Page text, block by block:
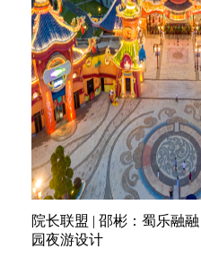
院长联盟 | 邵彬：蜀乐融
园夜游设计